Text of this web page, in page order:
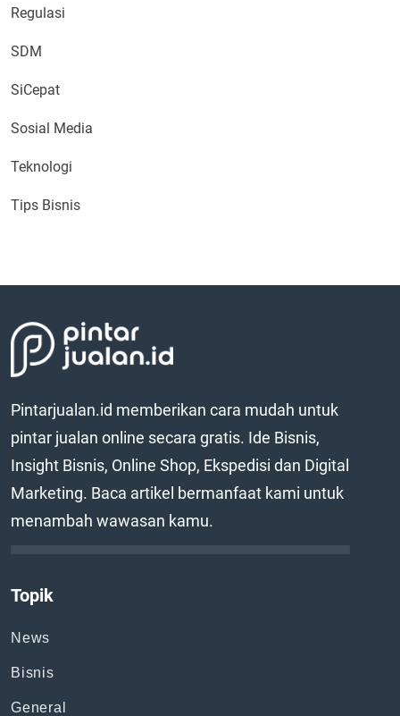
Regulasi
SDM
SiCepat
Sosial Media
Teknologi
Tips Bisnis
Pintarjualan.id memberikan cara mudah untuk
pintar jualan online secara gratis. Ide Bisnis,
Insight Bisnis, Online Shop, Ekspedisi dan Digital
Marketing. Baca artikel bermanfaat kami untuk
menambah wawasan kamu.
Topik
News
Bisnis
General